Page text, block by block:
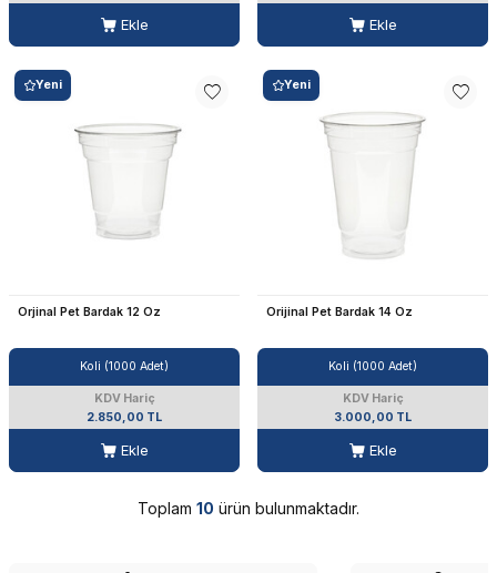
Ekle Ekle
Yeni
Orjinal Pet Bardak 12 Oz
Koli (1000 Adet)
KDV Hariç
2.850,00 TL
Ekle
Yeni
Orijinal Pet Bardak 14 Oz
Koli (1000 Adet)
KDV Hariç
3.000,00 TL
Ekle
Toplam 10 ürün bulunmaktadır.